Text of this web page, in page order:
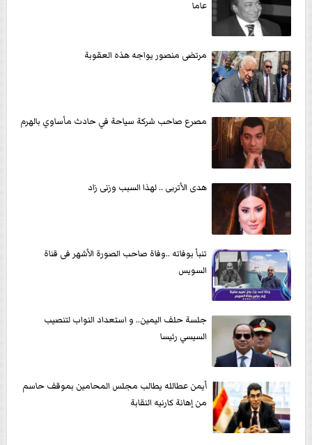
عاما
مرتضى منصور يواجه هذه العقوبة
مصرع صاحب شركة سياحة في حادث مأساوي بالهرم
هدى الأتربى .. لهذا السبب وزنى زاد
تنبأ بوفاته ..وفاة صاحب الصورة الأشهر فى قناة
السويس
جلسة حلف اليمين.. و استعداد النواب لتنصيب
السيسي رئيسا
أيمن عطالله يطالب مجلس المحامين بموقف حاسم
من إهانة كارنيه النقابة